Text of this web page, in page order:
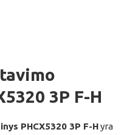
3P F-H
PHCX5320 3P F-Hyra